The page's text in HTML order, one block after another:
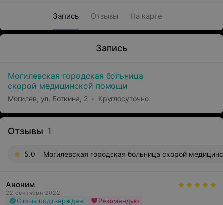
Запись Отзывы На карте
Запись
Могилевская городская больница
скорой медицинской помощи
Могилев, ул. Боткина, 2 Круглосуточно
Отзывы 1
5.0 Могилевская городская больница скорой
Аноним
22 сентября 2022
Отзыв подтвержден Рекомендую